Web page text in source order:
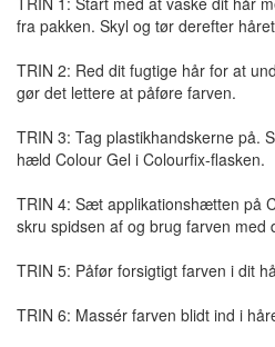
fra pakken. Skyl og tør derefter
TRIN 2: Red dit fugtige hår for at
gør det lettere at påføre farven.
TRIN 3: Tag plastikhandskerne på.
hæld Colour Gel i Colourfix-flasken.
TRIN 4: Sæt applikationshætten på
skru spidsen af og brug farven med
TRIN 5: Påfør forsigtigt farven i dit
TRIN 6: Massér farven blidt ind i